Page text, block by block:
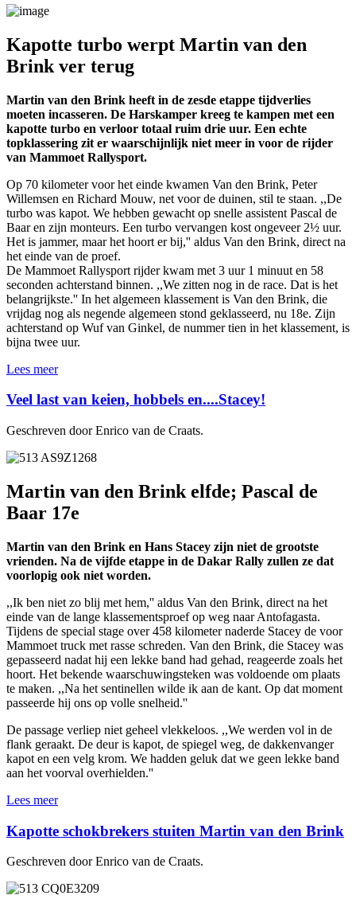
Kapotte turbo werpt Martin van den
Brink ver terug
Martin van den Brink heeft in de zesde etappe tijdverlies
moeten incasseren. De Harskamper kreeg te kampen met een
kapotte turbo en verloor totaal ruim drie uur. Een echte
topklassering zit er waarschijnlijk niet meer in voor de rijder
van Mammoet Rallysport.
Op 70 kilometer voor het einde kwamen Van den Brink, Peter
Willemsen en Richard Mouw, net voor de duinen, stil te staan. ,,De
turbo was kapot. We hebben gewacht op snelle assistent Pascal de
Baar en zijn monteurs. Een turbo vervangen kost ongeveer 2½ uur.
Het is jammer, maar het hoort er bij,'' aldus Van den Brink, direct na
het einde van de proef.
De Mammoet Rallysport rijder kwam met 3 uur 1 minuut en 58
seconden achterstand binnen. ,,We zitten nog in de race. Dat is het
belangrijkste.'' In het algemeen klassement is Van den Brink, die
vrijdag nog als negende algemeen stond geklasseerd, nu 18e. Zijn
achterstand op Wuf van Ginkel, de nummer tien in het klassement, is
bijna twee uur.
Lees meer
Veel last van keien, hobbels en....Stacey!
Geschreven door Enrico van de Craats.
Martin van den Brink elfde; Pascal de
Baar 17e
Martin van den Brink en Hans Stacey zijn niet de grootste
vrienden. Na de vijfde etappe in de Dakar Rally zullen ze dat
voorlopig ook niet worden.
,,Ik ben niet zo blij met hem,'' aldus Van den Brink, direct na het
einde van de lange klassementsproef op weg naar Antofagasta.
Tijdens de special stage over 458 kilometer naderde Stacey de voor
Mammoet truck met rasse schreden. Van den Brink, die Stacey was
gepasseerd nadat hij een lekke band had gehad, reageerde zoals het
hoort. Het bekende waarschuwingsteken was voldoende om plaats
te maken. ,,Na het sentinellen wilde ik aan de kant. Op dat moment
passeerde hij ons op volle snelheid.''
De passage verliep niet geheel vlekkeloos. ,,We werden vol in de
flank geraakt. De deur is kapot, de spiegel weg, de dakkenvanger
kapot en een velg krom. We hadden geluk dat we geen lekke band
aan het voorval overhielden.''
Lees meer
Kapotte schokbrekers stuiten Martin van den Brink
Geschreven door Enrico van de Craats.